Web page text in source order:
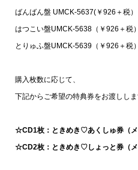
ばんばん盤 UMCK-5637(￥926＋税）
はつこい盤UMCK-5638（￥926＋税）
とりゅふ盤UMCK-5639（￥926＋税）
購入枚数に応じて、
下記からご希望の特典券をお渡ししま
☆CD1枚：ときめき♡あくしゅ券（メ
☆CD2枚：ときめき♡しょっと券（メ